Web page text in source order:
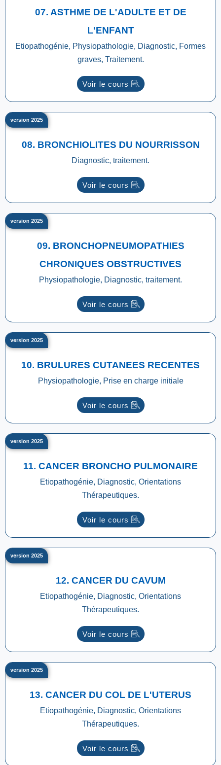
07. ASTHME DE L'ADULTE ET DE
L'ENFANT
Etiopathogénie, Physiopathologie, Diagnostic, Formes
graves, Traitement.
Voir le cours
08. BRONCHIOLITES DU NOURRISSON
Diagnostic, traitement.
Voir le cours
version 2025
09. BRONCHOPNEUMOPATHIES
CHRONIQUES OBSTRUCTIVES
Physiopathologie, Diagnostic, traitement.
Voir le cours
version 2025
10. BRULURES CUTANEES RECENTES
Physiopathologie, Prise en charge initiale
Voir le cours
version 2025
11. CANCER BRONCHO PULMONAIRE
Etiopathogénie, Diagnostic, Orientations
Thérapeutiques.
Voir le cours
version 2025
12. CANCER DU CAVUM
Etiopathogénie, Diagnostic, Orientations
Thérapeutiques.
Voir le cours
version 2025
13. CANCER DU COL DE L'UTERUS
Etiopathogénie, Diagnostic, Orientations
Thérapeutiques.
Voir le cours
version 2025